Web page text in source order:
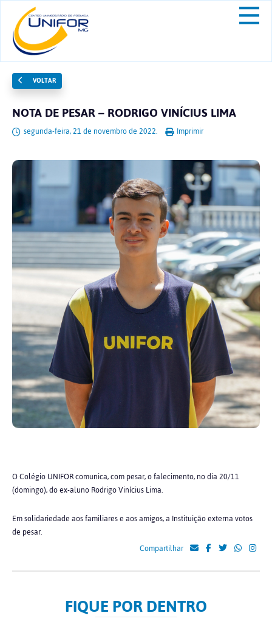
VOLTAR
NOTA DE PESAR – RODRIGO VINÍCIUS LIMA
segunda-feira, 21 de novembro de 2022. Imprimir
O Colégio UNIFOR comunica, com pesar, o falecimento, no dia 20/11
(domingo), do ex-aluno Rodrigo Vinícius Lima.
Em solidariedade aos familiares e aos amigos, a Instituição externa votos
de pesar.
Compartilhar
FIQUE POR DENTRO